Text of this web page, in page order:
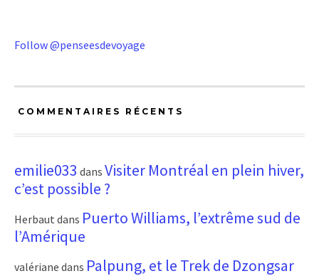
Follow @penseesdevoyage
COMMENTAIRES RÉCENTS
emilie033 dans Visiter Montréal en plein hiver,
c’est possible ?
Herbaut dans Puerto Williams, l’extrême sud de
l’Amérique
valériane dans Palpung, et le Trek de Dzongsar